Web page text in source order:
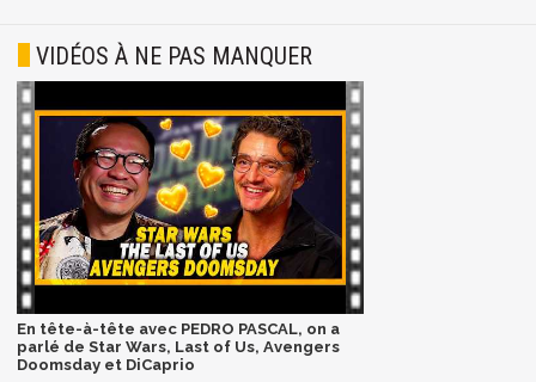
VIDÉOS À NE PAS MANQUER
En tête-à-tête avec PEDRO PASCAL, on a
parlé de Star Wars, Last of Us, Avengers
Doomsday et DiCaprio